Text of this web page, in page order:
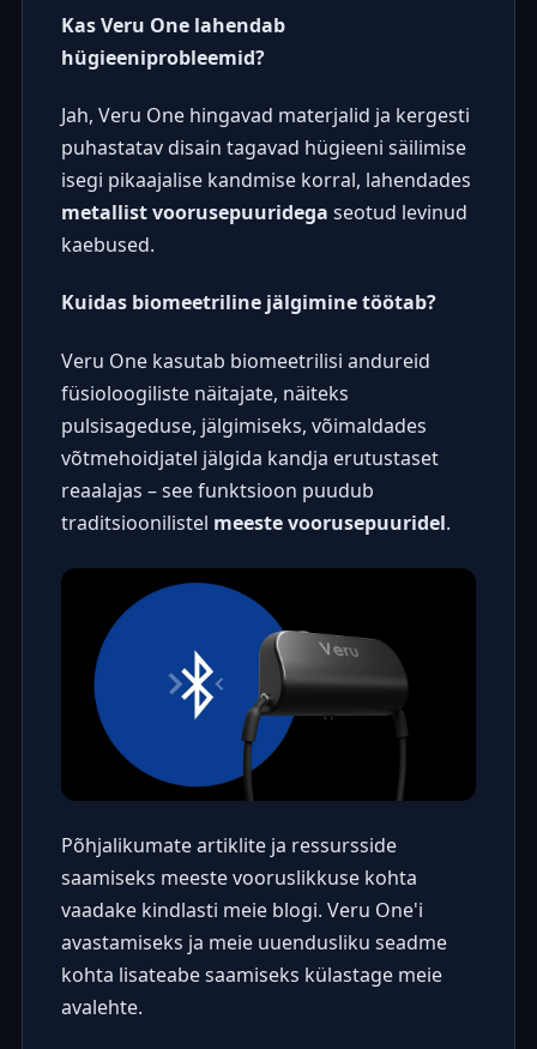
Kas Veru One lahendab
hügieeniprobleemid?
Jah, Veru One hingavad materjalid ja kergesti
puhastatav disain tagavad hügieeni säilimise
isegi pikaajalise kandmise korral, lahendades
metallist voorusepuuridega seotud levinud
kaebused.
Kuidas biomeetriline jälgimine töötab?
Veru One kasutab biomeetrilisi andureid
füsioloogiliste näitajate, näiteks
pulsisageduse, jälgimiseks, võimaldades
võtmehoidjatel jälgida kandja erutustaset
reaalajas – see funktsioon puudub
traditsioonilistel meeste voorusepuuridel.
Põhjalikumate artiklite ja ressursside
saamiseks meeste vooruslikkuse kohta
vaadake kindlasti meie blogi. Veru One'i
avastamiseks ja meie uuendusliku seadme
kohta lisateabe saamiseks külastage meie
avalehte.